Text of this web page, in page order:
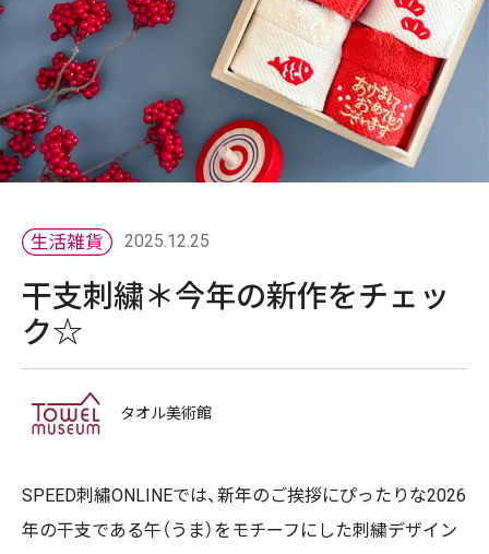
2025.12.25
干支刺繍＊今年の新作をチェッ
ク☆
タオル美術館
SPEED刺繡ONLINEでは、新年のご挨拶にぴったりな2026
年の干支である午（うま）をモチーフにした刺繍デザイン